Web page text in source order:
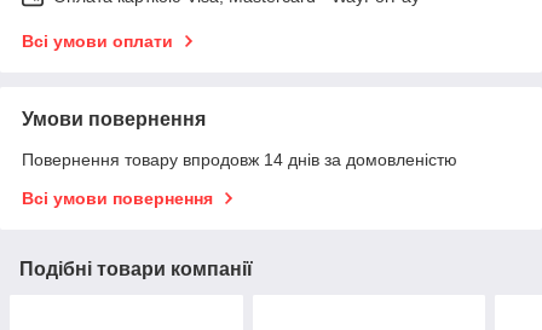
Всі умови оплати
Умови повернення
Повернення товару впродовж 14 днів за домовленістю
Всі умови повернення
Подібні товари компанії